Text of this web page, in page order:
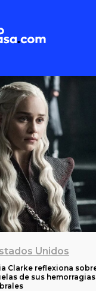
Unidos
Clarke reflexiona
de sus hemorragias